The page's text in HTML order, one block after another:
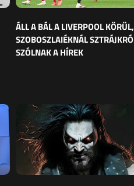
ÁLL A BÁL A LIVERPOOL KÖRÜL,
SZOBOSZLAIÉKNÁL
SZÓLNAK A HÍREK